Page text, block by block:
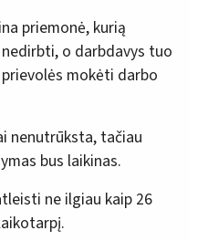
priemonė, kurią
o darbdavys tuo
mokėti darbo
nenutrūksta, tačiau
bus laikinas.
ne ilgiau kaip 26